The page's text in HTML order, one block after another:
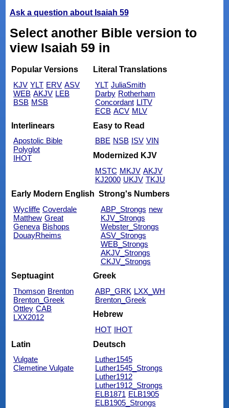
Ask a question about Isaiah 59
Select another Bible version to
view Isaiah 59 in
Popular Versions
KJV YLT ERV ASV
WEB AKJV LEB
BSB MSB
Literal Translations
YLT JuliaSmith
Darby Rotherham
Concordant LITV
ECB ACV MLV
Interlinears
Apostolic Bible
Polyglot
IHOT
Easy to Read
BBE NSB ISV VIN
Modernized KJV
MSTC MKJV AKJV
KJ2000 UKJV TKJU
Early Modern English
Wycliffe Coverdale
Matthew Great
Geneva Bishops
DouayRheims
Strong's Numbers
ABP_Strongs new
KJV_Strongs
Webster_Strongs
ASV_Strongs
WEB_Strongs
AKJV_Strongs
CKJV_Strongs
Septuagint
Thomson Brenton
Brenton_Greek
Ottley CAB
LXX2012
Greek
ABP_GRK LXX_WH
Brenton_Greek
Hebrew
HOT IHOT
Latin
Vulgate
Clemetine Vulgate
Deutsch
Luther1545
Luther1545_Strongs
Luther1912
Luther1912_Strongs
ELB1871 ELB1905
ELB1905_Strongs